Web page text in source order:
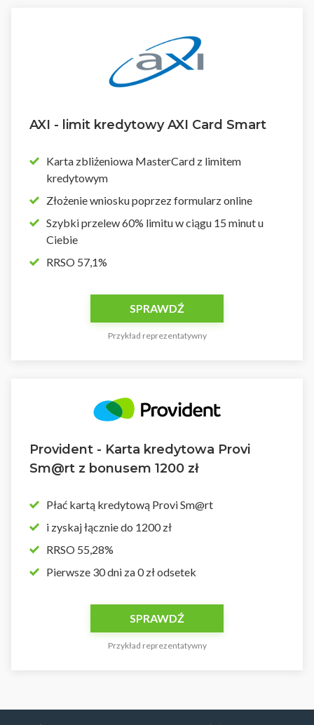
AXI - limit kredytowy AXI Card Smart
Karta zbliżeniowa MasterCard z limitem
kredytowym
Złożenie wniosku poprzez formularz online
Szybki przelew 60% limitu w ciągu 15 minut u
Ciebie
RRSO 57,1%
SPRAWDŹ
Przykład reprezentatywny
Provident - Karta kredytowa Provi
Sm@rt z bonusem 1200 zł
Płać kartą kredytową Provi Sm@rt
i zyskaj łącznie do 1200 zł
RRSO 55,28%
Pierwsze 30 dni za 0 zł odsetek
SPRAWDŹ
Przykład reprezentatywny